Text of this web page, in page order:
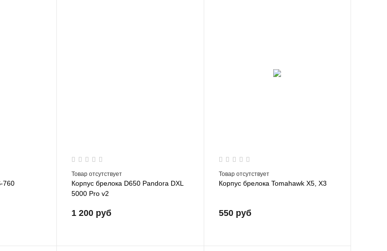
760
Товар отсутствует
Корпус брелока D650 Pandora DXL
5000 Pro v2
1 200 руб
Товар отсутствует
Корпус брелока Tomahawk X5, X3
550 руб